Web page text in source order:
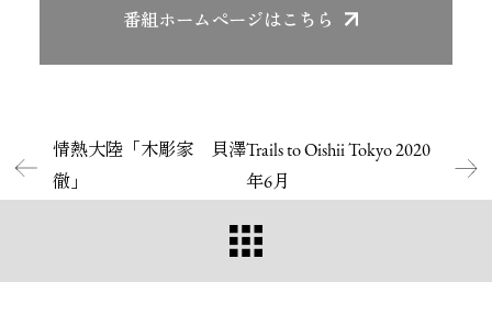
番組ホームページ はこちら
情熱大陸「木彫家 貝澤
徹」
Trails to Oishii Tokyo 2020
年6月